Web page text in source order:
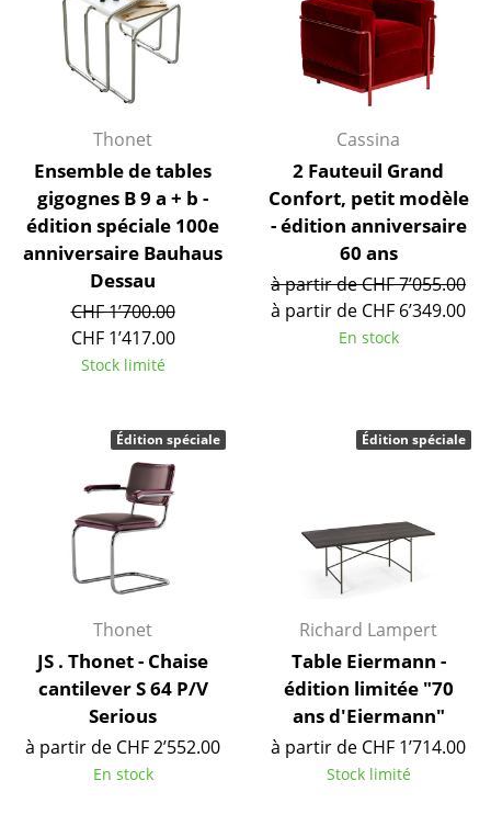
Bancs & Chaises longues
Poufs poires
Chaises enfants
Chaises à bascule
Chaises de bureau
Chaises de conférence
Fauteuils de direction
Pièces détachées
Tables de repas
Tables d’appoint
Bureaux & Secrétaires
Secrétaires & Tables PC
Tables de conférence et Pupitres
Tables hautes & Pupitres
Thonet
Ensemble de tables
gigognes B 9 a + b -
édition spéciale 100e
anniversaire Bauhaus
Dessau
CHF 1’700.00
CHF 1’417.00
Stock limité
Cassina
2 Fauteuil Grand
Confort, petit modèle
- édition anniversaire
60 ans
à partir de CHF 7’055.00
à partir de CHF 6’349.00
En stock
Thonet
JS . Thonet - Chaise
cantilever S 64 P/V
Serious
à partir de CHF 2’552.00
En stock
Édition spéciale
Richard Lampert
Table Eiermann -
édition limitée "70
ans d'Eiermann"
à partir de CHF 1’714.00
Stock limité
Édition spéciale